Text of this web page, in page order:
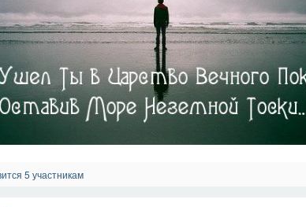
5 участникам